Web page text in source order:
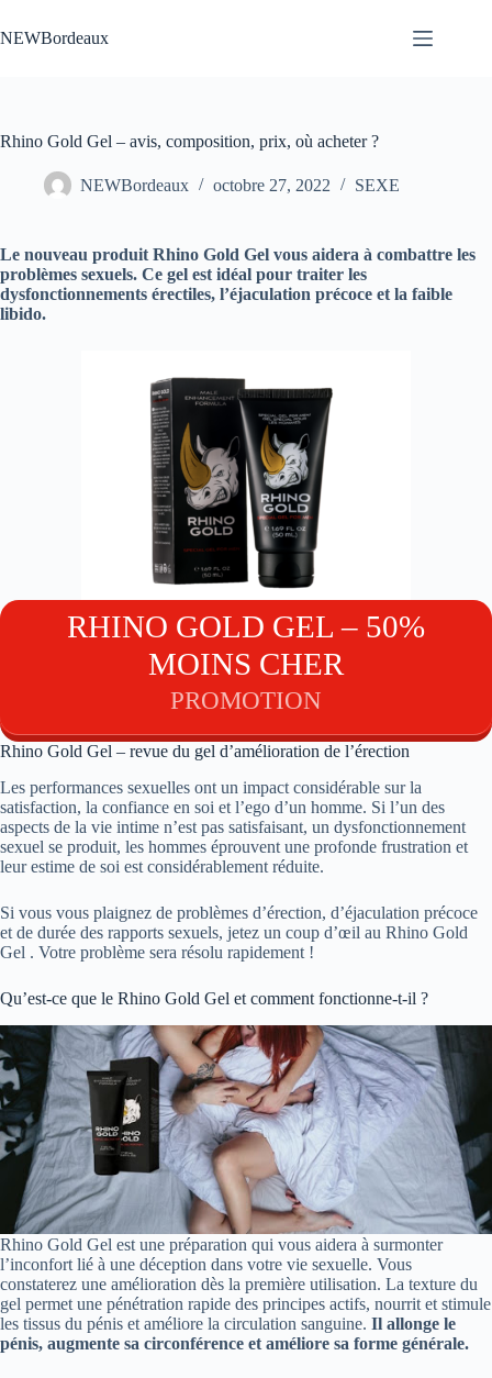
au
contenu
NEWBordeaux
Rhino Gold Gel – avis, composition, prix, où acheter ?
NEWBordeaux octobre 27, 2022 SEXE
Le nouveau produit Rhino Gold Gel vous aidera à combattre les
problèmes sexuels. Ce gel est idéal pour traiter les
dysfonctionnements érectiles, l’éjaculation précoce et la faible
libido.
RHINO GOLD GEL – 50%
MOINS CHER
PROMOTION
Rhino Gold Gel – revue du gel d’amélioration de l’érection
Les performances sexuelles ont un impact considérable sur la
satisfaction, la confiance en soi et l’ego d’un homme. Si l’un des
aspects de la vie intime n’est pas satisfaisant, un dysfonctionnement
sexuel se produit, les hommes éprouvent une profonde frustration et
leur estime de soi est considérablement réduite.
Si vous vous plaignez de problèmes d’érection, d’éjaculation précoce
et de durée des rapports sexuels, jetez un coup d’œil au Rhino Gold
Gel . Votre problème sera résolu rapidement !
Qu’est-ce que le Rhino Gold Gel et comment fonctionne-t-il ?
Rhino Gold Gel est une préparation qui vous aidera à surmonter
l’inconfort lié à une déception dans votre vie sexuelle. Vous
constaterez une amélioration dès la première utilisation. La texture du
gel permet une pénétration rapide des principes actifs, nourrit et stimule
les tissus du pénis et améliore la circulation sanguine. Il allonge le
pénis, augmente sa circonférence et améliore sa forme générale.